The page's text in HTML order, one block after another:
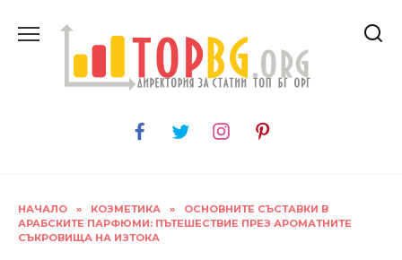
НАЧАЛО » КОЗМЕТИКА »
ОСНОВНИТЕ СЪСТАВКИ В
АРАБСКИТЕ ПАРФЮМИ: ПЪТЕШЕСТВИЕ ПРЕЗ АРОМАТНИТЕ
СЪКРОВИЩА НА ИЗТОКА